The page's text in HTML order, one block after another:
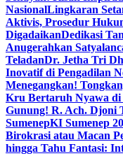
NasionalLingkaran
Aktivis, Prosedur
DigadaikanDedikasi
Anugerahkan
TeladanDr. Jetha Tri
Inovatif di Pengadilan
Menegangkan!
Kru Bertaruh Nyawa di
Gunung! R. Ach. Djoni
SumenepKI Sumenep
Birokrasi atau Macan
hingga Tahu Fantasi: